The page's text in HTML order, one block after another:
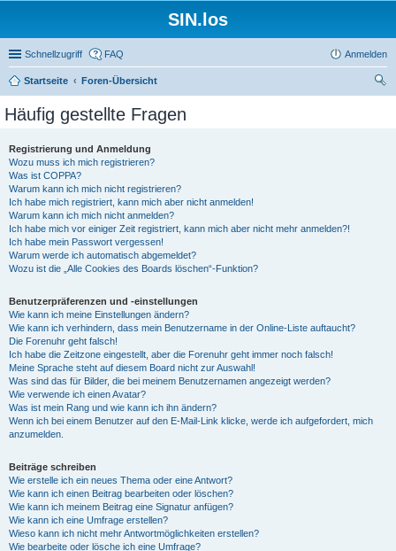
SIN.los
Schnellzugriff FAQ Anmelden
Startseite
Foren-Übersicht
Häufig gestellte Fragen
Registrierung und Anmeldung
Wozu muss ich mich registrieren?
Was ist COPPA?
Warum kann ich mich nicht registrieren?
Ich habe mich registriert, kann mich aber nicht anmelden!
Warum kann ich mich nicht anmelden?
Ich habe mich vor einiger Zeit registriert, kann mich aber nicht mehr anmelden?!
Ich habe mein Passwort vergessen!
Warum werde ich automatisch abgemeldet?
Wozu ist die „Alle Cookies des Boards löschen“-Funktion?
Benutzerpräferenzen und -einstellungen
Wie kann ich meine Einstellungen ändern?
Wie kann ich verhindern, dass mein Benutzername in der Online-Liste auftaucht?
Die Forenuhr geht falsch!
Ich habe die Zeitzone eingestellt, aber die Forenuhr geht immer noch falsch!
Meine Sprache steht auf diesem Board nicht zur Auswahl!
Was sind das für Bilder, die bei meinem Benutzernamen angezeigt werden?
Wie verwende ich einen Avatar?
Was ist mein Rang und wie kann ich ihn ändern?
Wenn ich bei einem Benutzer auf den E-Mail-Link klicke, werde ich aufgefordert, mich
anzumelden.
Beiträge schreiben
Wie erstelle ich ein neues Thema oder eine Antwort?
Wie kann ich einen Beitrag bearbeiten oder löschen?
Wie kann ich meinem Beitrag eine Signatur anfügen?
Wie kann ich eine Umfrage erstellen?
Wieso kann ich nicht mehr Antwortmöglichkeiten erstellen?
Wie bearbeite oder lösche ich eine Umfrage?